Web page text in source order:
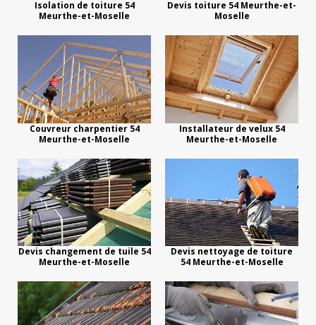
Isolation de toiture 54
Meurthe-et-Moselle
Devis toiture 54 Meurthe-et-
Moselle
Couvreur charpentier 54
Meurthe-et-Moselle
Installateur de velux 54
Meurthe-et-Moselle
Devis changement de tuile 54
Meurthe-et-Moselle
Devis nettoyage de toiture
54 Meurthe-et-Moselle